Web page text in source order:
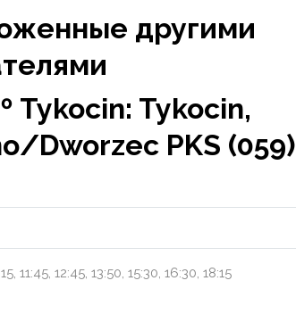
другими
Tykocin: Tykocin,
Dworzec PKS (059)
11:45, 12:45, 13:50, 15:30, 16:30, 18:15